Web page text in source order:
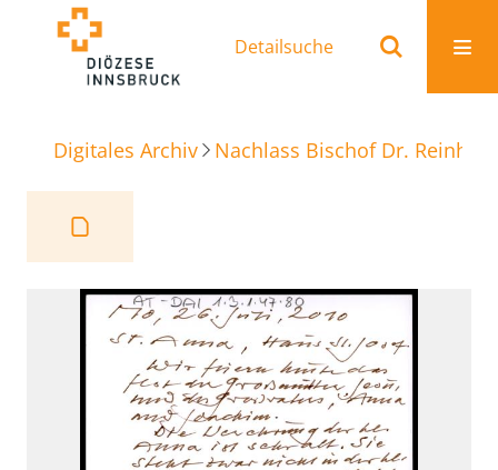
Detailsuche
Digitales Archiv Nachlass Bischof Dr.